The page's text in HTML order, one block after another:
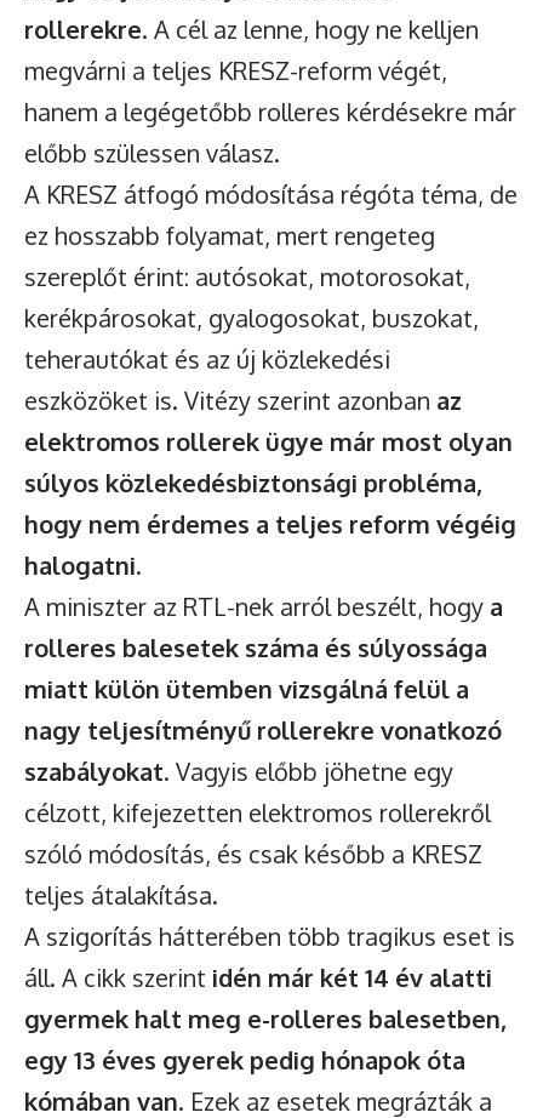
rollerekre. A cél az lenne, hogy ne kelljen
megvárni a teljes KRESZ-reform végét,
hanem a legégetőbb rolleres kérdésekre már
előbb szülessen válasz.
A KRESZ átfogó módosítása régóta téma, de
ez hosszabb folyamat, mert rengeteg
szereplőt érint: autósokat, motorosokat,
kerékpárosokat, gyalogosokat, buszokat,
teherautókat és az új közlekedési
eszközöket is. Vitézy szerint azonban az
elektromos rollerek ügye már most olyan
súlyos közlekedésbiztonsági probléma,
hogy nem érdemes a teljes reform végéig
halogatni.
A miniszter az RTL-nek arról beszélt, hogy a
rolleres balesetek száma és súlyossága
miatt külön ütemben vizsgálná felül a
nagy teljesítményű rollerekre vonatkozó
szabályokat. Vagyis előbb jöhetne egy
célzott, kifejezetten elektromos rollerekről
szóló módosítás, és csak később a KRESZ
teljes átalakítása.
A szigorítás hátterében több tragikus eset is
áll. A cikk szerint idén már két 14 év alatti
gyermek halt meg e-rolleres balesetben,
egy 13 éves gyerek pedig hónapok óta
kómában van. Ezek az esetek megrázták a